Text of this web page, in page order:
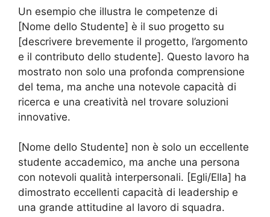
Un esempio che illustra le competenze di
[Nome dello Studente] è il suo progetto su
[descrivere brevemente il progetto, l’argomento
e il contributo dello studente]. Questo lavoro ha
mostrato non solo una profonda comprensione
del tema, ma anche una notevole capacità di
ricerca e una creatività nel trovare soluzioni
innovative.
[Nome dello Studente] non è solo un eccellente
studente accademico, ma anche una persona
con notevoli qualità interpersonali. [Egli/Ella] ha
dimostrato eccellenti capacità di leadership e
una grande attitudine al lavoro di squadra.